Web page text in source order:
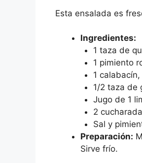
Esta ensalada es
Ingredientes:
1 taza de
1 pimiento
1
1/2 taza de
Jugo de 1
2
Sal y
Preparación:
Sirve frío.